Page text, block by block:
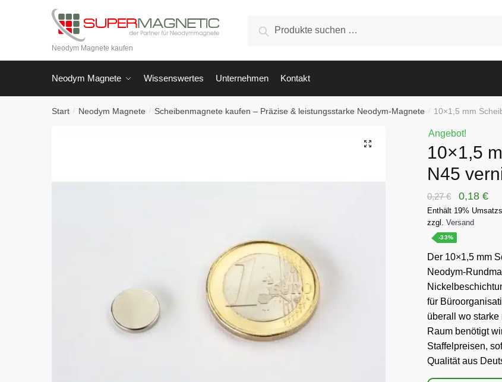
Neodym Magnete kaufen
nach:
Suchen
Neodym Magnete Wissenswertes Unternehmen Kontakt
Start / Neodym Magnete / Scheibenmagnete kaufen – Präzise & leistungsstarke Neodym-Magnete / 10×1,5 mm
🔍
Angebot!
10×1,5
N45
0,27€
Preis
0,18 €
Enthält 19%
zzgl. Versand
-33%
Der 10×1,5 mm
Neodym-
für
überall wo
Raum benötigt
Staffelpreisen,
Qualität aus